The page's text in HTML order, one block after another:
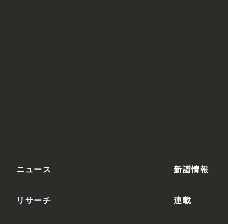
ニュース 新譜情報
リサーチ 連載